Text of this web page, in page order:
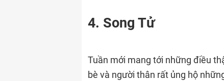
4. Song Tử
Tuần mới mang tới những điều
bè và người thân rất ủng hộ